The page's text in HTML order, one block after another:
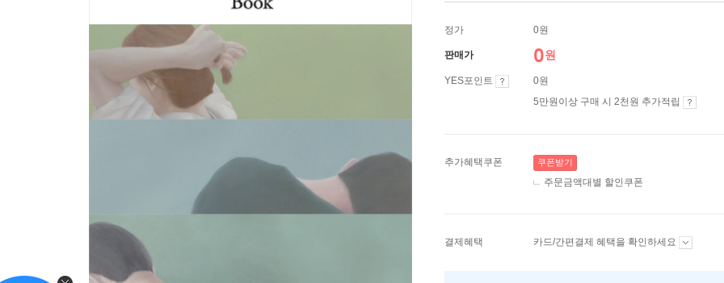
정가 0원
판매가 0원
YES포인트
0원
5만원이상 구매 시 2천원 추가적립
추가혜택쿠폰 쿠폰받기
주문금액대별 할인쿠폰
결제혜택 카드/간편결제 혜택을 확인하세요